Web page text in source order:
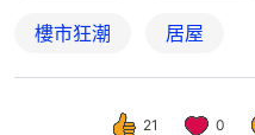
樓市狂潮 居屋
21 0